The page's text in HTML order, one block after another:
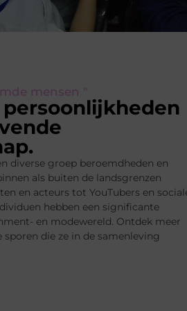
mensen "
diverse groep beroemdheden en
als buiten de landsgrenzen
en acteurs tot YouTubers en
hebben een significante
en modewereld. Ontdek meer
die ze in de samenleving